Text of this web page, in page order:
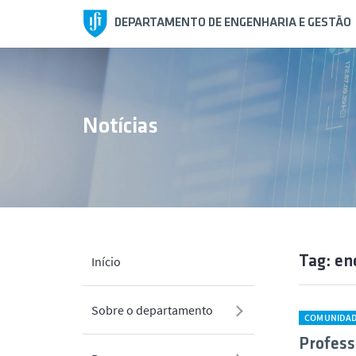
DEPARTAMENTO DE ENGENHARIA E GESTÃO
Início
Sobre o departamento
Notícias
Tag: